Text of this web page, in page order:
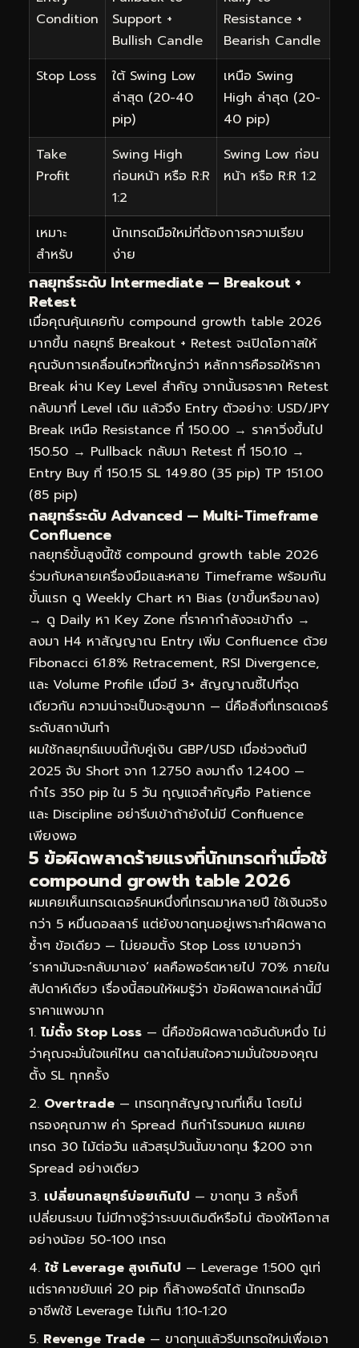
Condition
Support +
Bullish Candle
Resistance +
Bearish Candle
Stop Loss
ใต้ Swing Low
ล่าสุด (20-40
pip)
เหนือ Swing
High ล่าสุด (20-
40 pip)
Take
Profit
Swing High
ก่อนหน้า หรือ R:R
1:2
Swing Low ก่อน
หน้า หรือ R:R 1:2
เหมาะ
สำหรับ
นักเทรดมือใหม่ที่ต้องการความเรียบ
ง่าย
กลยุทธ์ระดับ Intermediate — Breakout +
Retest
เมื่อคุณคุ้นเคยกับ compound growth table 2026
มากขึ้น กลยุทธ์ Breakout + Retest จะเปิดโอกาสให้
คุณจับการเคลื่อนไหวที่ใหญ่กว่า หลักการคือรอให้ราคา
Break ผ่าน Key Level สำคัญ จากนั้นรอราคา Retest
กลับมาที่ Level เดิม แล้วจึง Entry ตัวอย่าง: USD/JPY
Break เหนือ Resistance ที่ 150.00 → ราคาวิ่งขึ้นไป
150.50 → Pullback กลับมา Retest ที่ 150.10 →
Entry Buy ที่ 150.15 SL 149.80 (35 pip) TP 151.00
(85 pip)
กลยุทธ์ระดับ Advanced — Multi-Timeframe
Confluence
กลยุทธ์ขั้นสูงนี้ใช้ compound growth table 2026
ร่วมกับหลายเครื่องมือและหลาย Timeframe พร้อมกัน
ขั้นแรก ดู Weekly Chart หา Bias (ขาขึ้นหรือขาลง)
→ ดู Daily หา Key Zone ที่ราคากำลังจะเข้าถึง →
ลงมา H4 หาสัญญาณ Entry เพิ่ม Confluence ด้วย
Fibonacci 61.8% Retracement, RSI Divergence,
และ Volume Profile เมื่อมี 3+ สัญญาณชี้ไปที่จุด
เดียวกัน ความน่าจะเป็นจะสูงมาก — นี่คือสิ่งที่เทรดเดอร์
ระดับสถาบันทำ
ผมใช้กลยุทธ์แบบนี้กับคู่เงิน GBP/USD เมื่อช่วงต้นปี
2025 จับ Short จาก 1.2750 ลงมาถึง 1.2400 —
กำไร 350 pip ใน 5 วัน กุญแจสำคัญคือ Patience
และ Discipline อย่ารีบเข้าถ้ายังไม่มี Confluence
เพียงพอ
5 ข้อผิดพลาดร้ายแรงที่นักเทรดทำเมื่อใช้
compound growth table 2026
ผมเคยเห็นเทรดเดอร์คนหนึ่งที่เทรดมาหลายปี ใช้เงินจริง
กว่า 5 หมื่นดอลลาร์ แต่ยังขาดทุนอยู่เพราะทำผิดพลาด
ซ้ำๆ ข้อเดียว — ไม่ยอมตั้ง Stop Loss เขาบอกว่า
‘ราคามันจะกลับมาเอง’ ผลคือพอร์ตหายไป 70% ภายใน
สัปดาห์เดียว เรื่องนี้สอนให้ผมรู้ว่า ข้อผิดพลาดเหล่านี้มี
ราคาแพงมาก
ไม่ตั้ง Stop Loss — นี่คือข้อผิดพลาดอันดับหนึ่ง ไม่
ว่าคุณจะมั่นใจแค่ไหน ตลาดไม่สนใจความมั่นใจของคุณ
ตั้ง SL ทุกครั้ง
Overtrade — เทรดทุกสัญญาณที่เห็น โดยไม่
กรองคุณภาพ ค่า Spread กินกำไรจนหมด ผมเคย
เทรด 30 ไม้ต่อวัน แล้วสรุปวันนั้นขาดทุน $200 จาก
Spread อย่างเดียว
เปลี่ยนกลยุทธ์บ่อยเกินไป — ขาดทุน 3 ครั้งก็
เปลี่ยนระบบ ไม่มีทางรู้ว่าระบบเดิมดีหรือไม่ ต้องให้โอกาส
อย่างน้อย 50-100 เทรด
ใช้ Leverage สูงเกินไป — Leverage 1:500 ดูเท่
แต่ราคาขยับแค่ 20 pip ก็ล้างพอร์ตได้ นักเทรดมือ
อาชีพใช้ Leverage ไม่เกิน 1:10-1:20
Revenge Trade — ขาดทุนแล้วรีบเทรดใหม่เพื่อเอา